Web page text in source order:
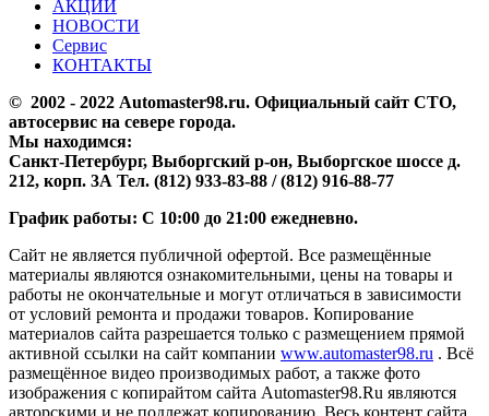
АКЦИИ
НОВОСТИ
Сервис
КОНТАКТЫ
© 2002 - 2022 Аutomaster98.ru. Официальный сайт СТО,
автосервис на севере города.
Мы находимся:
Санкт-Петербург, Выборгский р-он, Выборгское шоссе д.
212, корп. 3А Тел. (812) 933-83-88 / (812) 916-88-77
График работы: С 10:00 до 21:00 ежедневно.
Сайт не является публичной офертой. Все размещённые
материалы являются ознакомительными, цены на товары и
работы не окончательные и могут отличаться в зависимости
от условий ремонта и продажи товаров. Копирование
материалов сайта разрешается только с размещением прямой
активной ссылки на сайт компании www.automaster98.ru . Всё
размещённое видео производимых работ, а также фото
изображения с копирайтом сайта Automaster98.Ru являются